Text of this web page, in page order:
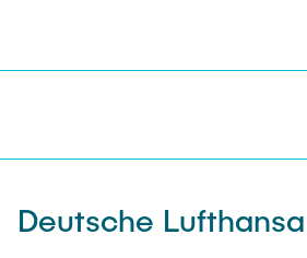
Deutsche